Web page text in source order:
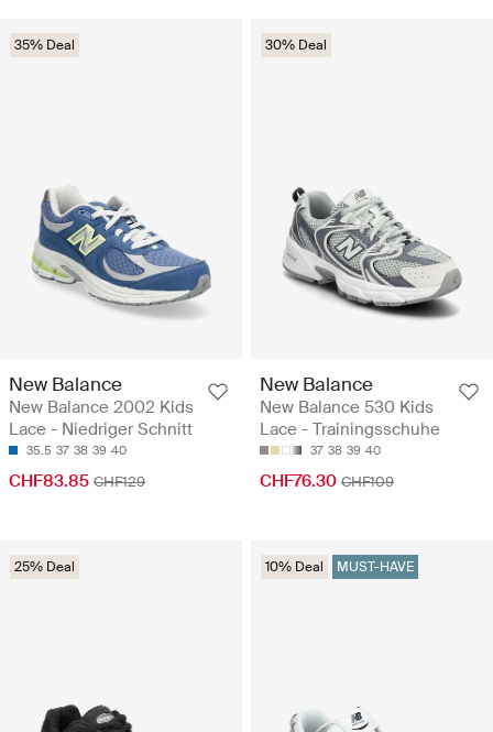
35% Deal
New Balance
New Balance 2002 Kids
Lace - Niedriger Schnitt
35.5 37 38 39 40
CHF83.85 CHF129
30% Deal
New Balance
New Balance 530 Kids
Lace - Trainingsschuhe
37 38 39 40
CHF76.30 CHF109
25% Deal 10% Deal MUST-HAVE